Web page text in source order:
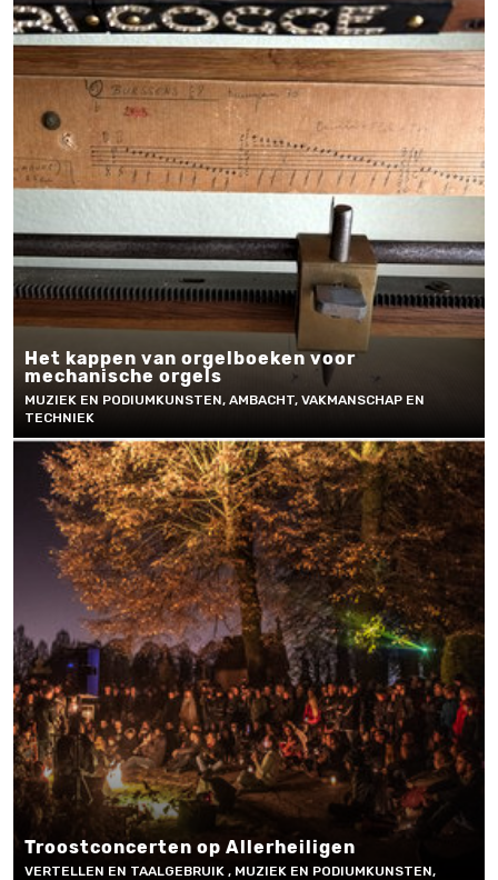
Het kappen van orgelboeken voor
mechanische orgels
MUZIEK EN PODIUMKUNSTEN, AMBACHT, VAKMANSCHAP EN
TECHNIEK
Troostconcerten op Allerheiligen
VERTELLEN EN TAALGEBRUIK , MUZIEK EN PODIUMKUNSTEN,